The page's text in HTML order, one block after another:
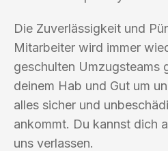
Die Zuverlässigkeit und
Mitarbeiter wird immer
geschulten Umzugsteams
deinem Hab und Gut um
alles sicher und
ankommt. Du kannst dich
uns verlassen.